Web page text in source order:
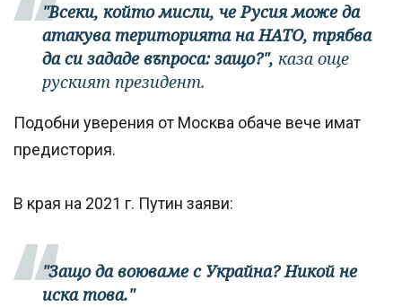
"Всеки, който мисли, че Русия може да
атакува територията на НАТО, трябва
да си зададе въпроса: защо?", каза още
руският президент.
Подобни уверения от Москва обаче вече имат
предистория.
В края на 2021 г. Путин заяви:
"Защо да воюваме с Украйна? Никой не
иска това."